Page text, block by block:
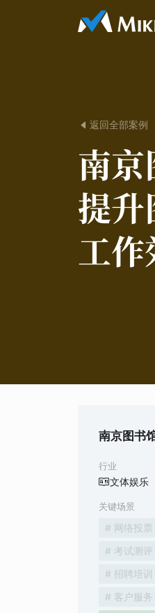
 返回全部案例
南京
提
工
南京图书
行业
文体娱乐
关键场景
# 网络投票
# 考试测评
# 招聘培训
# 客户服务